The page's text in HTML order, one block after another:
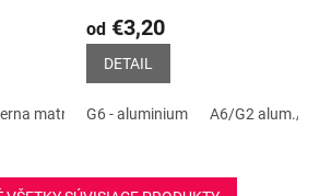
matná G3 - zlatá lesklá G1 - Nikel
od €3,20
DETAIL
G6 - aluminium A6/G2 alum./